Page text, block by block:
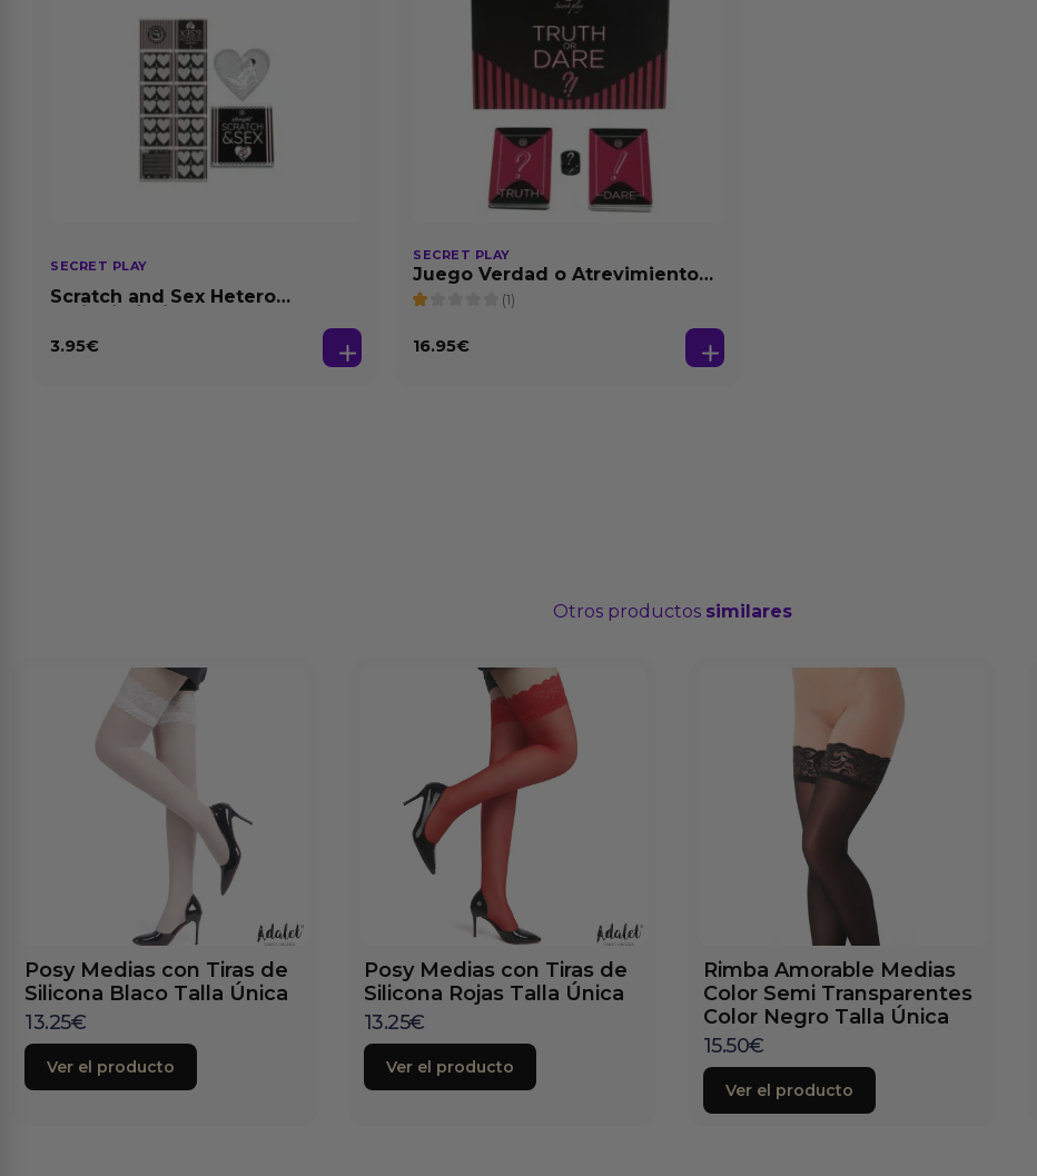
SECRET PLAY
Scratch and Sex Hetero
3.95€
SECRET PLAY
Juego Verdad o Atrevimiento
(FR/PT)
(1)
16.95€
Otros productos similares
Posy Medias con Tiras de
Silicona Blaco Talla Única
13.25€
Ver el producto
Posy Medias con Tiras de
Silicona Rojas Talla Única
13.25€
Ver el producto
Rimba Amorable Medias
Color Semi Transparentes
Color Negro Talla Única
15.50€
Ver el producto